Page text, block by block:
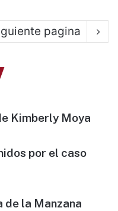
pagina
Kimberly Moya
por el caso
la Manzana